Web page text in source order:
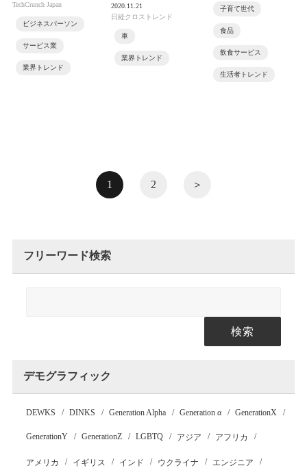
フリーワード検索
検索
デモグラフィック
DEWKS DINKS Generation Alpha Generation α GenerationX
GenerationY GenerationZ LGBTQ アジア アフリカ
アメリカ イギリス インド ウクライナ エンジニア
TechCrunch Japan
ビジネスパーソン
サービス業
業界トレンド
2020.11.21
日経クロストレンド
車
業界トレンド
子育て世代
食品
飲食サービス
生活者トレンド
1 2 ＞